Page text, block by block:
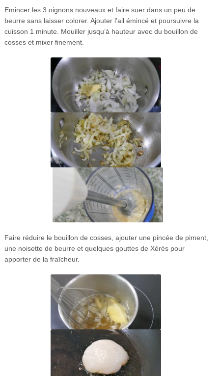
Emincer les 3 oignons nouveaux et faire suer dans un peu de
beurre sans laisser colorer. Ajouter l’ail émincé et poursuivre la
cuisson 1 minute. Mouiller jusqu’à hauteur avec du bouillon de
cosses et mixer finement.
Faire réduire le bouillon de cosses, ajouter une pincée de piment,
une noisette de beurre et quelques gouttes de Xérès pour
apporter de la fraîcheur.